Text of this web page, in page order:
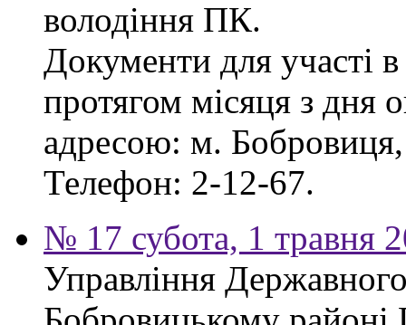
володіння ПК.
Документи для участі
протягом місяця з дня
адресою: м.
Телефон: 2-12-67.
№ 17 субота, 1 травня
Управління